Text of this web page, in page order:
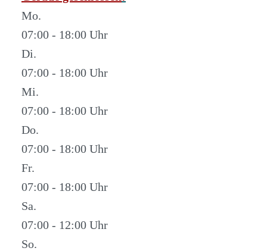
Mo.
07:00 - 18:00
Di.
07:00 - 18:00
Mi.
07:00 - 18:00
Do.
07:00 - 18:00
Fr.
07:00 - 18:00
Sa.
07:00 - 12:00
So.